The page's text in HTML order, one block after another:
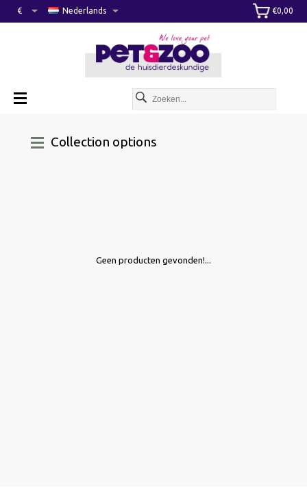
€0,00
Nederlands
€
Collection options
Geen producten gevonden!...